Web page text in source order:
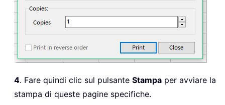
4. Fare quindi clic sul pulsante Stampa per avviare la
stampa di queste pagine specifiche.